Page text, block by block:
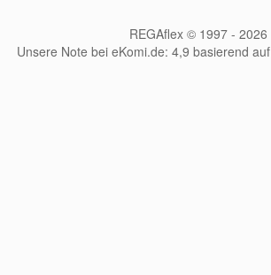
REGAflex © 1997 - 2026
Unsere Note bei eKomi.de: 4,9 basierend auf